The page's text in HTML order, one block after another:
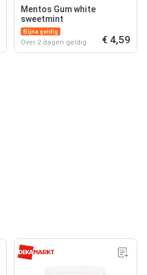
Mentos Gum white
sweetmint
Bijna geldig
Over 2 dagen geldig € 4,59